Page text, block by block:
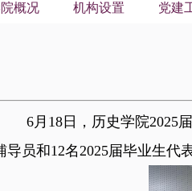
概况 机构设置 党建
6月 18 日，历史学院2025
导员和12名2025届毕业生代